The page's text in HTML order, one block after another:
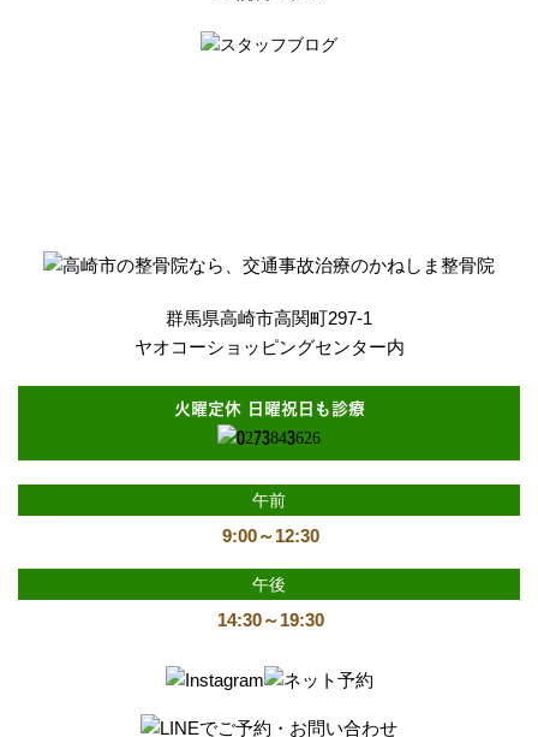
群馬県高崎市高関町297-1
ヤオコーショッピングセンター内
火曜定休 日曜祝日も診療
午前
9:00～12:30
午後
14:30～19:30